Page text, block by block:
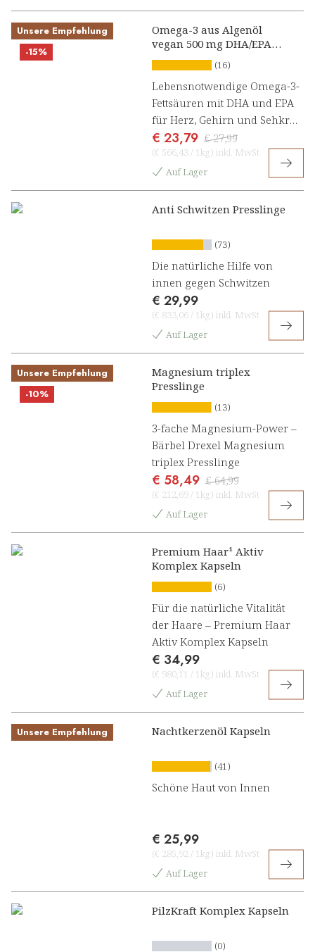
Unsere Empfehlung
-15%
Omega-3 aus Algenöl
vegan 500 mg DHA/EPA
Kapseln
(16)
Lebensnotwendige Omega-3-
Fettsäuren mit DHA und EPA
für Herz, Gehirn und Sehkraft
[1, 2]
€ 23,79 € 27,99
(€ 566,43 / 1kg) inkl. MwSt
Auf Lager
Anti Schwitzen Presslinge
(73)
Die natürliche Hilfe von
innen gegen Schwitzen
€ 29,99
(€ 833,06 / 1kg) inkl. MwSt
Auf Lager
Unsere Empfehlung
-10%
Magnesium triplex
Presslinge
(13)
3-fache Magnesium-Power –
Bärbel Drexel Magnesium
triplex Presslinge
€ 58,49 € 64,99
(€ 212,69 / 1kg) inkl. MwSt
Auf Lager
Premium Haar¹ Aktiv
Komplex Kapseln
(6)
Für die natürliche Vitalität
der Haare – Premium Haar
Aktiv Komplex Kapseln
€ 34,99
(€ 980,11 / 1kg) inkl. MwSt
Auf Lager
Unsere Empfehlung Nachtkerzenöl Kapseln
(41)
Schöne Haut von Innen
€ 25,99
(€ 285,92 / 1kg) inkl. MwSt
Auf Lager
PilzKraft Komplex Kapseln
(0)